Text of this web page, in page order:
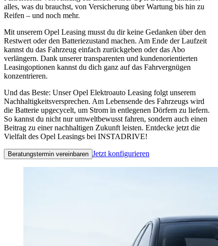
alles, was du brauchst, von Versicherung über Wartung bis hin zu
Reifen – und noch mehr.
Mit unserem Opel Leasing musst du dir keine Gedanken über den
Restwert oder den Batteriezustand machen. Am Ende der Laufzeit
kannst du das Fahrzeug einfach zurückgeben oder das Abo
verlängern. Dank unserer transparenten und kundenorientierten
Leasingoptionen kannst du dich ganz auf das Fahrvergnügen
konzentrieren.
Und das Beste: Unser Opel Elektroauto Leasing folgt unserem
Nachhaltigkeitsversprechen. Am Lebensende des Fahrzeugs wird
die Batterie upgecycelt, um Strom in entlegenen Dörfern zu liefern.
So kannst du nicht nur umweltbewusst fahren, sondern auch einen
Beitrag zu einer nachhaltigen Zukunft leisten. Entdecke jetzt die
Vielfalt des Opel Leasings bei INSTADRIVE!
Beratungstermin vereinbaren Jetzt konfigurieren